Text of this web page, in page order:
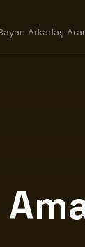
Arkadaş